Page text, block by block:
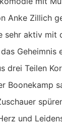
Anke Zillich
sehr aktiv mit
Geheimnis
drei Teilen
Boonekamp
und